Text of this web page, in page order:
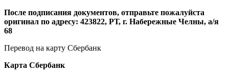
После подписания документов, отправьте пожалуйста
оригинал по адресу: 423822, РТ, г. Набережные Челны, а/я
68
Перевод на карту Сбербанк
Карта Сбербанк